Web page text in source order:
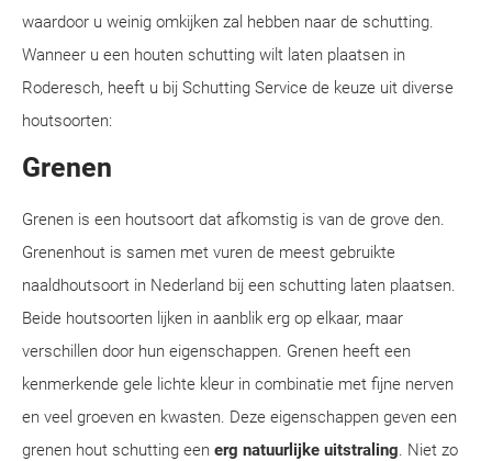
waardoor u weinig omkijken zal hebben naar de schutting.
Wanneer u een houten schutting wilt laten plaatsen in
Roderesch, heeft u bij Schutting Service de keuze uit diverse
houtsoorten:
Grenen
Grenen is een houtsoort dat afkomstig is van de grove den.
Grenenhout is samen met vuren de meest gebruikte
naaldhoutsoort in Nederland bij een schutting laten plaatsen.
Beide houtsoorten lijken in aanblik erg op elkaar, maar
verschillen door hun eigenschappen. Grenen heeft een
kenmerkende gele lichte kleur in combinatie met fijne nerven
en veel groeven en kwasten. Deze eigenschappen geven een
grenen hout schutting een erg natuurlijke uitstraling. Niet zo